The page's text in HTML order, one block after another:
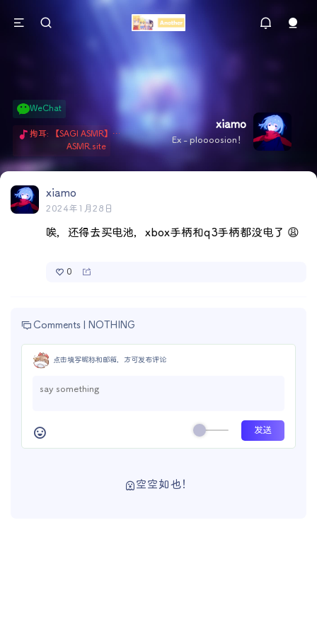
xiamo
Ex - ploooosion！
WeChat
掏耳: 【SAGI ASMR】今天就由阿米娅给博士掏耳吧「耳勺x鹅毛棒x吹气」 Hi-Res无损助眠 + 单刷: ASMR 精选4.0｜ 陪伴天花板 ✦扶扶の温柔哄睡 ✦ 顶级道具和语气词的交融 ✦ 扶桑大红花、
ASMR.site
xiamo
2024年1月28日
唉，还得去买电池，xbox手柄和q3手柄都没电了 😩
0
Comments | NOTHING
点击填写昵称和邮箱，方可发布评论
空空如也！